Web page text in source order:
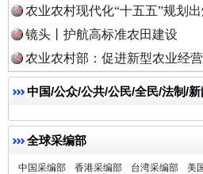
农业农村现代化“十五五”规划
镜头丨护航高标准农田建设
农业农村部：促进新型农业经
中国/公众/公共/公民/全民/法制/
全球采编部
中国采编部 香港采编部 台湾采编部 美